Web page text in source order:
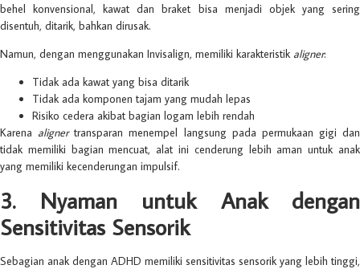
behel konvensional, kawat dan braket bisa menjadi objek yang sering
disentuh, ditarik, bahkan dirusak.
Namun, dengan menggunakan Invisalign, memiliki karakteristik aligner:
Tidak ada kawat yang bisa ditarik
Tidak ada komponen tajam yang mudah lepas
Risiko cedera akibat bagian logam lebih rendah
Karena alignertransparan menempel langsung pada permukaan gigi dan
tidak memiliki bagian mencuat, alat ini cenderung lebih aman untuk anak
yang memiliki kecenderungan impulsif.
3. Nyaman untuk Anak dengan
Sensitivitas Sensorik
Sebagian anak dengan ADHD memiliki sensitivitas sensorik yang lebih tinggi,